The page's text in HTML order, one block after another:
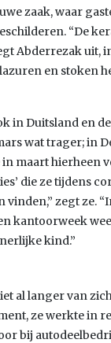
zaak, waar
“De
Abderrezak uit,
en stoken
in Duitsland en
wat trager; in
maart hierheen
die ze tijdens
vinden,” zegt ze.
kantoorweek
kind.”
al langer van
ze werkte in
bij